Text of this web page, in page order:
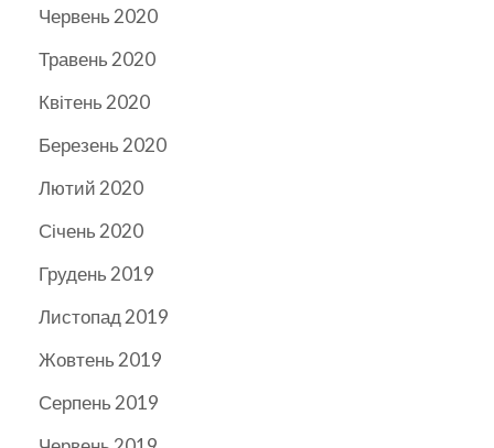
Червень 2020
Травень 2020
Квітень 2020
Березень 2020
Лютий 2020
Січень 2020
Грудень 2019
Листопад 2019
Жовтень 2019
Серпень 2019